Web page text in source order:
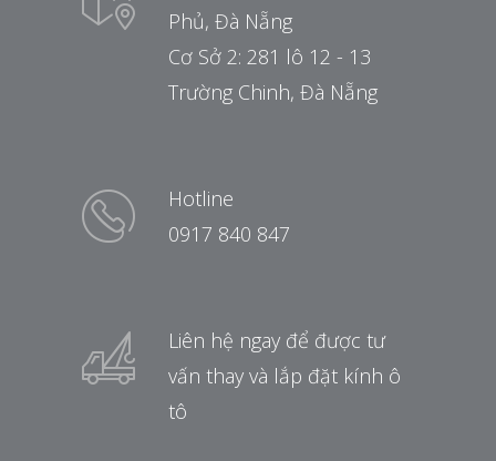
Phủ, Đà Nẵng
Cơ Sở 2: 281 lô 12 - 13
Trường Chinh, Đà Nẵng
Hotline
0917 840 847
Liên hệ ngay để được tư
vấn thay và lắp đặt kính ô
tô